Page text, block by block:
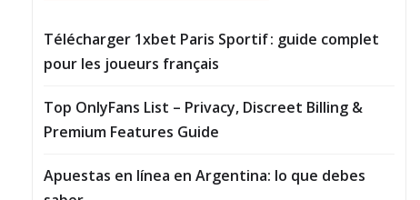
Télécharger 1xbet Paris Sportif : guide complet
pour les joueurs français
Top OnlyFans List – Privacy, Discreet Billing &
Premium Features Guide
Apuestas en línea en Argentina: lo que debes